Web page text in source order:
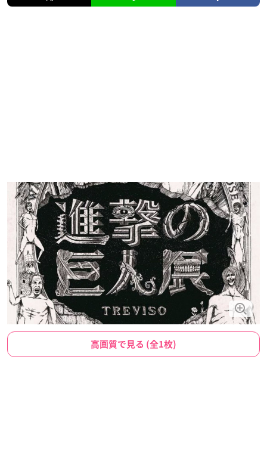
高画質で見る (全1枚)